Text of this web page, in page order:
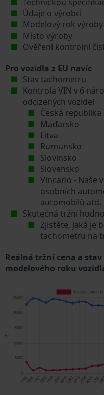
Údaje o výrobci
Modelový rok výroby
Místo výroby
Ověření kontrolní
Pro vozidla z EU navíc
Stav tachometru
Kontrola VIN v 6
odcizených vozidel
Česká republika
Maďarsko
Litva
Rumunsko
Slovinsko
Slovensko
Vincario - Naše
osobních
automobilů atd.
Skutečná tržní
Zjistěte, jaká je
tachometru na
Reálná tržní cena a
modelového roku